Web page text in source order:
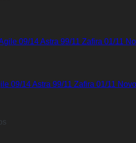
09/14 Astra 99/11 Zafira 01/11